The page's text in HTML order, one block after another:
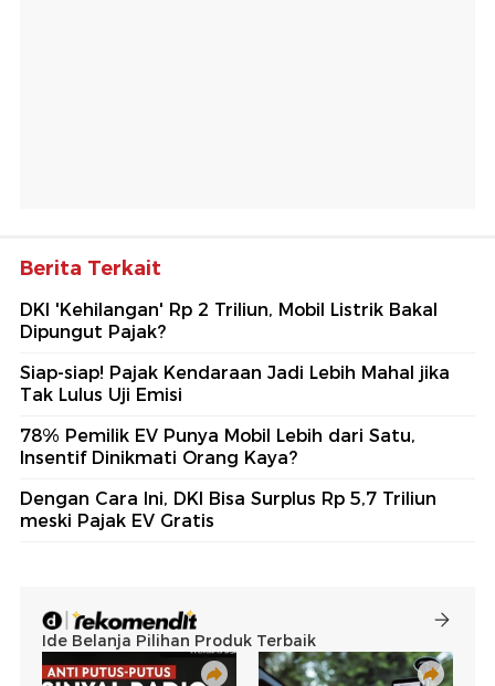
Berita Terkait
DKI 'Kehilangan' Rp 2 Triliun, Mobil Listrik Bakal
Dipungut Pajak?
Siap-siap! Pajak Kendaraan Jadi Lebih Mahal jika
Tak Lulus Uji Emisi
78% Pemilik EV Punya Mobil Lebih dari Satu,
Insentif Dinikmati Orang Kaya?
Dengan Cara Ini, DKI Bisa Surplus Rp 5,7 Triliun
meski Pajak EV Gratis